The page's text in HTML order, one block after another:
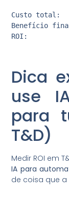
Custo total:
Benefício
Dica
use
para
T&D)
Medir ROI em
IA para
de coisa que